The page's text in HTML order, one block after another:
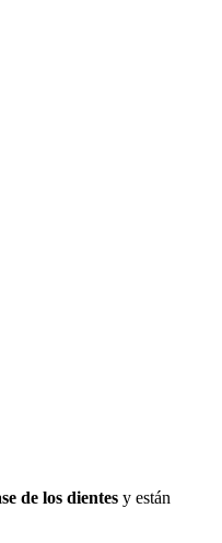
de los dientes y están